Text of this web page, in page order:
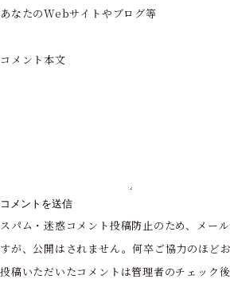
あなたのWebサイトやブログ等
コメント本文
スパム・迷惑コメント投稿防止のため、メー
すが、公開はされません。何卒ご協力のほどお
投稿いただいたコメントは管理者のチェック